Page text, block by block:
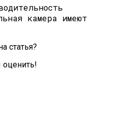
камера имеют
статья?
оценить!